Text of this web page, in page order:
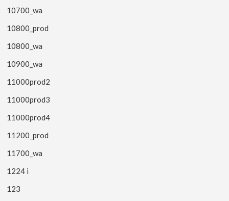
10700_wa
10800_prod
10800_wa
10900_wa
11000prod2
11000prod3
11000prod4
11200_prod
11700_wa
1224 i
123